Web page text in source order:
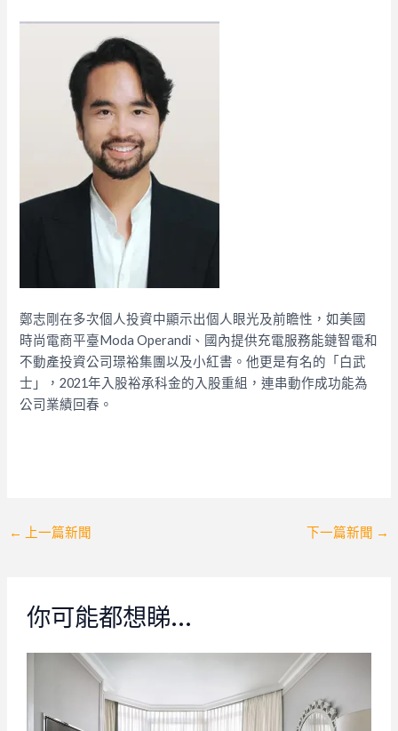
鄭志剛在多次個人投資中顯示出個人眼光及前瞻性，如美國
時尚電商平臺Moda Operandi、國內提供充電服務能鏈智電和
不動產投資公司璟裕集團以及小紅書。他更是有名的「白武
士」，2021年入股裕承科金的入股重組，連串動作成功能為
公司業績回春。
Post
← 上一篇新聞 下一篇新聞 →
你可能都想睇…